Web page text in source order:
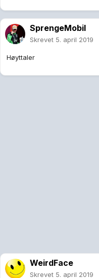
SprengeMobil
Skrevet 5. april 2019
Høyttaler
WeirdFace
Skrevet 5. april 2019